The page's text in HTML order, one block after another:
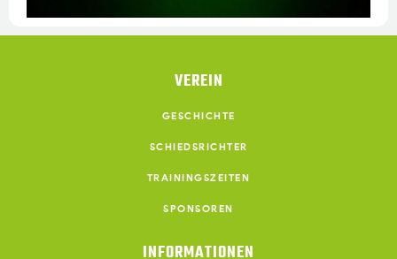
VEREIN
GESCHICHTE
SCHIEDSRICHTER
TRAININGSZEITEN
SPONSOREN
INFORMATIONEN